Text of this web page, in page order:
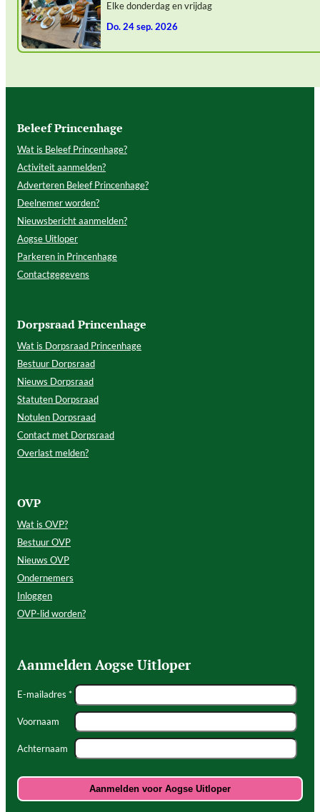
Elke donderdag en vrijdag
do. 24 sep. 2026
Beleef Princenhage
Wat is Beleef Princenhage?
Activiteit aanmelden?
Adverteren Beleef Princenhage?
Deelnemer worden?
Nieuwsbericht aanmelden?
Aogse Uitloper
Parkeren in Princenhage
Contactgegevens
Dorpsraad Princenhage
Wat is Dorpsraad Princenhage
Bestuur Dorpsraad
Nieuws Dorpsraad
Statuten Dorpsraad
Notulen Dorpsraad
Contact met Dorpsraad
Overlast melden?
OVP
Wat is OVP?
Bestuur OVP
Nieuws OVP
Ondernemers
Inloggen
OVP-lid worden?
Aanmelden Aogse Uitloper
E-mailadres *
Voornaam
Achternaam